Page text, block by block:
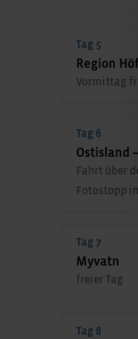
Tag 5
Region
Vormittag
Tag 6
Ostisland
Fahrt über
Fotostopp
Tag 7
Myvatn
freier Tag
Tag 8